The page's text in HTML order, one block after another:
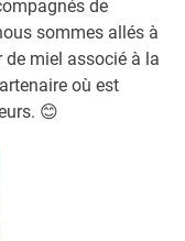
de
sommes allés à
de miel associé à la
où est
😊